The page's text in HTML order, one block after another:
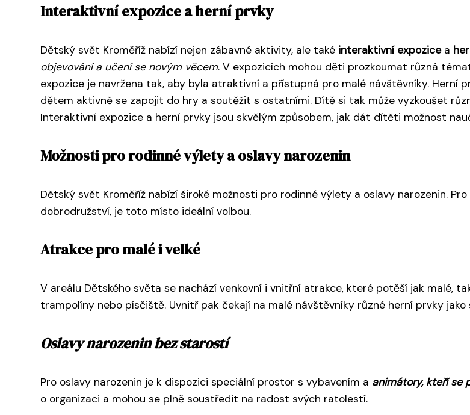
Interaktivní expozice a herní prvky
Dětský svět Kroměříž nabízí nejen zábavné aktivity, ale také interaktivní expozicea
objevování a učení se novým věcem. V expozicích mohou děti prozkoumat různá
expozice je navržena tak, aby byla atraktivní a přístupná pro malé návštěvníky. Herní
dětem aktivně se zapojit do hry a soutěžit s ostatními. Dítě si tak může vyzkoušet
Interaktivní expozice a herní prvky jsou skvělým způsobem, jak dát dítěti možnost
Možnosti pro rodinné výlety a oslavy narozenin
Dětský svět Kroměříž nabízí široké možnosti pro rodinné výlety a oslavy narozenin.
dobrodružství, je toto místo ideální volbou.
Atrakce pro malé i velké
V areálu Dětského světa se nachází venkovní i vnitřní atrakce, které potěší jak malé,
trampolíny nebo písčiště. Uvnitř pak čekají na malé návštěvníky různé herní prvky jako
Oslavy narozenin bez starostí
Pro oslavy narozenin je k dispozici speciální prostor s vybavením a animátory, kteří se
o organizaci a mohou se plně soustředit na radost svých ratolestí.